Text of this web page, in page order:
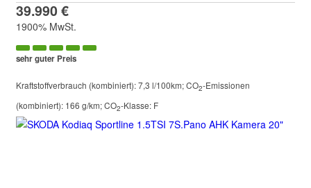
39.990 €
1900% MwSt.
sehr guter Preis
Kraftstoffverbrauch (kombiniert):7,3 l/100km;CO2-Emissionen
(kombiniert): 166 g/km;CO2-Klasse: F